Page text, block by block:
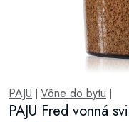
PAJU Vône do bytu
PAJU Fred vonná